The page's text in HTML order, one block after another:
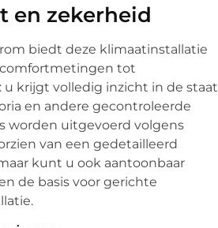
en zekerheid
biedt deze klimaatinstallatie
comfortmetingen tot
krijgt volledig inzicht in de staat
en andere gecontroleerde
worden uitgevoerd volgens
van een gedetailleerd
kunt u ook aantoonbaar
de basis voor gerichte